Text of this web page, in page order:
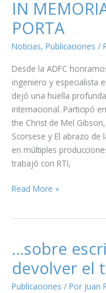
Catalina 2026
y
el FICCI
2026:
y
reconocimientos
IN
PORTA
Noticias, Publicaciones /
Desde la ADFC
ingeniero y especialista
dejó una huella
internacional. Participó
the Christ de Mel
Scorsese y El abrazo
en múltiples
trabajó con RTI,
IN
Read More »
…sobre
devolver el
Publicaciones / Por Juan